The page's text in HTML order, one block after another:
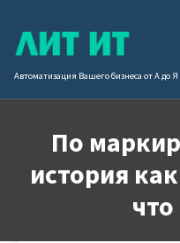
содержимому
Автоматизация Вашего бизнеса от А до Я
По
история